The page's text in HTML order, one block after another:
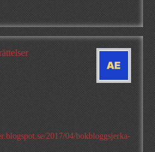
2017/04/bokbloggsjerka-